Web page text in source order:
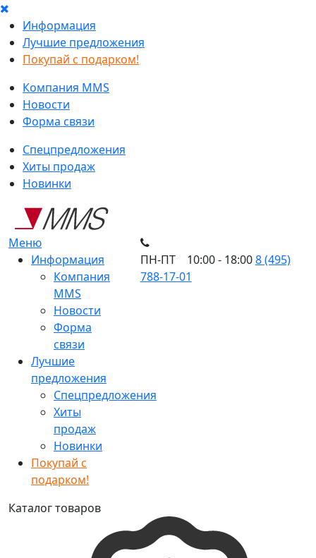
Информация
Лучшие предложения
Покупай с подарком!
Компания MMS
Новости
Форма связи
Спецпредложения
Хиты продаж
Новинки
Меню
Информация
Компания
MMS
Новости
Форма
связи
Лучшие
предложения
Спецпредложения
Хиты
продаж
Новинки
Покупай с
подарком!
ПН-ПТ 10:00 - 18:008 (495)
788-17-01
Каталог товаров